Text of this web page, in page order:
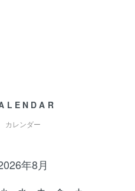
カレンダー
年8月